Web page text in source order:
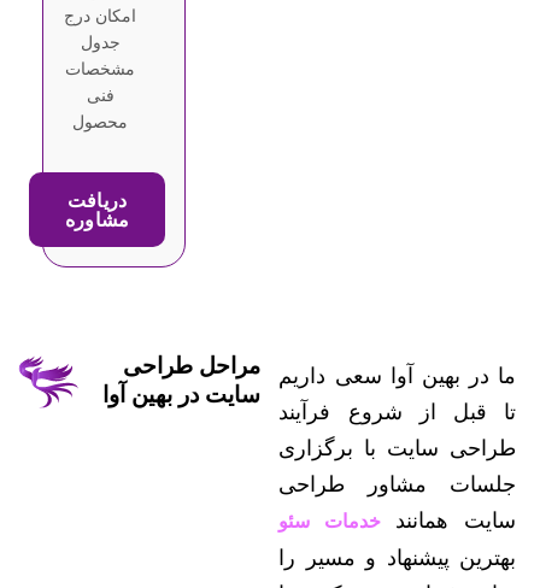
امکان درج
جدول
مشخصات
فنی
محصول
دریافت
مشاوره
مراحل طراحی
سایت در بهین آوا
ما در بهین آوا سعی داریم
تا قبل از شروع فرآیند
طراحی سایت با برگزاری
جلسات مشاور طراحی
سایت همانندخدمات سئو
بهترین پیشنهاد و مسیر را